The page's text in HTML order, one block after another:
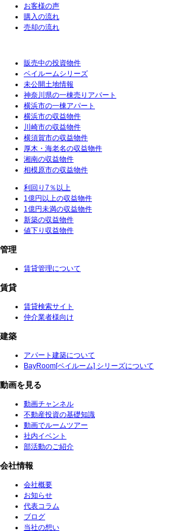
お客様の声
購入の流れ
売却の流れ
販売中の投資物件
ベイルームシリーズ
未公開土地情報
神奈川県の一棟売りアパート
横浜市の一棟アパート
横浜市の収益物件
川崎市の収益物件
横須賀市の収益物件
厚木・海老名の収益物件
湘南の収益物件
相模原市の収益物件
利回り7％以上
1億円以上の収益物件
1億円未満の収益物件
新築の収益物件
値下り収益物件
管理
賃貸管理について
賃貸
賃貸検索サイト
仲介業者様向け
建築
アパート建築について
BayRoom[ベイルーム] シリーズについて
動画を見る
動画チャンネル
不動産投資の基礎知識
動画でルームツアー
社内イベント
部活動のご紹介
会社情報
会社概要
お知らせ
代表コラム
ブログ
当社の想い